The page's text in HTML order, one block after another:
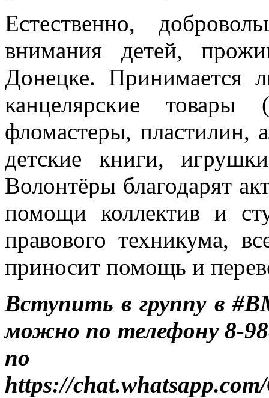
Естественно,
внимания детей,
Донецке. Принимается
канцелярские товары
фломастеры, пластилин,
детские книги,
Волонтёры благодарят
помощи коллектив и
правового техникума,
приносит помощь и
Вступить в группу в
можно по телефону 8-
по
https://